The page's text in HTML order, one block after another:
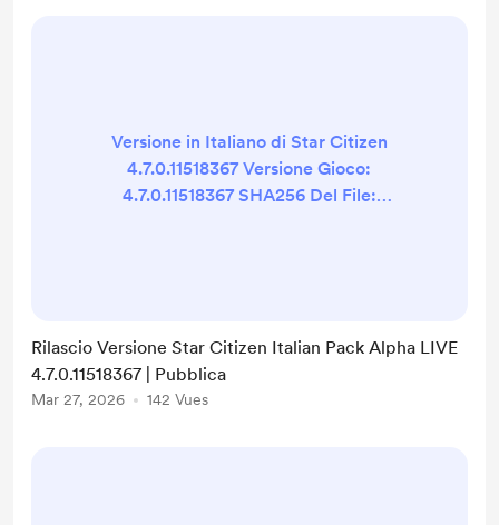
Versione in Italiano di Star Citizen
4.7.0.11518367 Versione Gioco:
4.7.0.11518367 SHA256 Del File:
42% Qualità della traduzione: 98%
(Campione di 1000 frasi testate ogni
pre-rilascio) Changelog Supporto
Rilascio Versione Star Citizen Italian Pack Alpha LIVE
4.7.0.11518367 | Pubblica
Mar 27, 2026 142 Vues